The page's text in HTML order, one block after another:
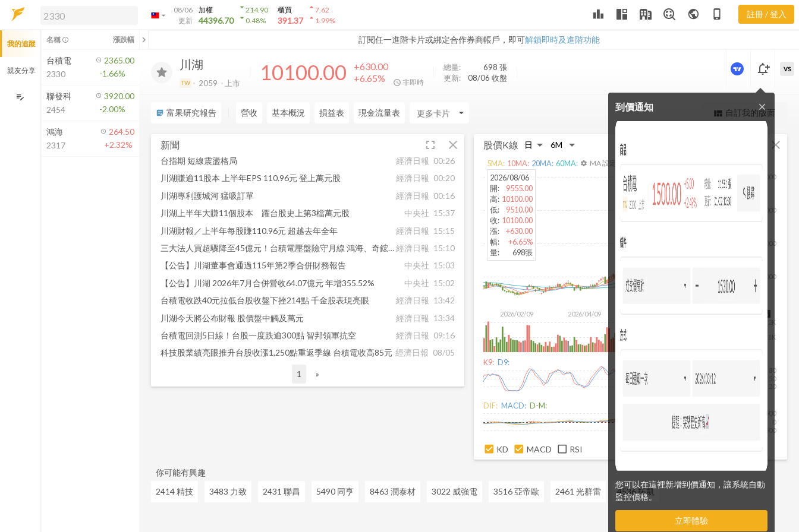
arrow_drop_down
08/06
更新
加權
44396.70
arrow_drop_down214.90
arrow_drop_down0.48%
櫃買
391.37
arrow_drop_up7.62
arrow_drop_up1.99% leaderboard public phone_iphone 註冊 / 登入
訂閱任一進階卡片或綁定合作券商帳戶，即可解鎖即時及進階功能
解鎖即時行情及進階功能
方案」，即可解鎖以下功能：
即時行情
即時市況與排行
成交金額熱力圖
前往方案訂閱
如何綁定合作券商
2059 新聞
川湖
TW 2059 上市 10100.00
+630.00
+6.65%
非即時
總量: 698 張
更新:
08/06 收盤
更強大的進階價量圖表
notification_add
到價通知
您可以在這裡新增到價通知，讓系統自動
監控價格。
立即體驗
close
VS
sticky_note_2 富果研究報告 營收 基本概況 損益表 現金流量表 arrow_drop_down view_quilt 自訂我的版面
新聞 fullscreen close
台指期 短線震盪格局 經濟日報 00:26
川湖賺逾11股本 上半年EPS 110.96元 登上萬元股
經濟日報 00:20
川湖專利護城河 猛吸訂單
經濟日報 00:16
川湖上半年大賺11個股本 躍台股史上第3檔萬元股
中央社 15:37
川湖財報／上半年每股賺110.96元 超越去年全年
經濟日報 15:15
三大法人買超驟降至45億元！台積電壓盤險守月線 鴻海、奇鋐接棒撐盤經濟日報 15:10
【公告】川湖董事會通過115年第2季合併財務報告
中央社 15:03
【公告】川湖 2026年7月合併營收64.07億元 年增355.52%
中央社 15:02
台積電收跌40元拉低台股收盤下挫214點 千金股表現亮眼
經濟日報 13:42
川湖今天將公布財報 股價盤中觸及萬元
經濟日報 13:34
台積電回測5日線！台股一度跌逾300點 智邦領軍抗空
經濟日報 09:16
科技股業績亮眼推升台股收漲1,250點重返季線 台積電收高85元 經濟日報 08/05
1 »
股價K線 close
2026/02/09 2026/04/09
4,000
6,000
8,000
10,000
2026/08/06
1K
2K
2026/08/06
開:
9555.00
高: 10100.00
低:
9510.00
收: 10100.00
漲:
+630.00
幅:
+6.65%
量: 698張
5MA: 10MA: 20MA: 60MA: settings MA 設定
K9: D9:
20
50
80
DIF: MACD: D-M:
-500
0
500
KD MACD RSI
你可能有興趣
2414 精技
3483 力致 2431 聯昌 5490 同亨 8463 潤泰材 3022 威強電 3516 亞帝歐 2461 光群雷 4536 拓凱
我的追蹤
親友分享
edit_note
名稱 info_outline 漲跌幅 chevron_left
台積電
2330
2365.00
-1.66%
聯發科
2454
3920.00
-2.00%
鴻海
2317
264.50
+2.32%